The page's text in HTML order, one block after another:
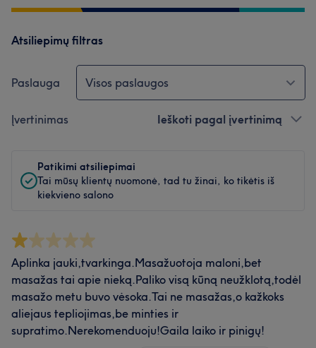
Atsiliepimų filtras
Paslauga Visos paslaugos
Įvertinimas Ieškoti pagal įvertinimą
Patikimi atsiliepimai
Tai mūsų klientų nuomonė, tad tu žinai, ko tikėtis iš
kiekvieno salono
Aplinka jauki,tvarkinga.Masažuotoja maloni,bet
masažas tai apie nieką.Paliko visą kūną neužklotą,todėl
masažo metu buvo vėsoka.Tai ne masažas,o kažkoks
aliejaus tepliojimas,be minties ir
supratimo.Nerekomenduoju!Gaila laiko ir pinigų!